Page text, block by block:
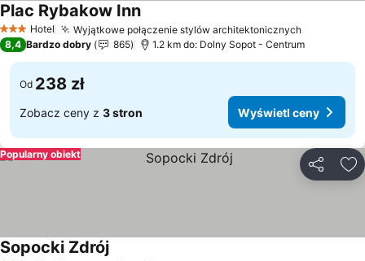
3 Kategoria
Hotel Wyjątkowe połączenie stylów architektonicznych
Plac Rybakow Inn
8,4 Bardzo dobry 865 1.2 km do: Dolny Sopot - Centrum
Od 238 zł
Zobacz ceny z 3 stron Wyświetl ceny
Popularny obiekt
Sopocki Zdrój